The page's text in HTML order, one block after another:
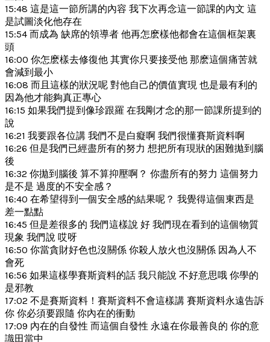
15:48 這是這一節所講的內容 我下次再念這一節課的內文 這
是試圖淡化他存在
15:54 而成為 缺席的領導者 他再怎麽樣他都會在這個框架裏
頭
16:00 你怎麽樣去修復他 其實你只要接受他 那麽這個痛苦就
會減到最小
16:08 而且這樣的狀況呢 對他自己的價值實現 也是最有利的
因為他才能夠真正專心
16:15 如果我們提到像珍跟羅 在我剛才念的那一節課所提到的
說
16:21 我要跟各位講 我們不是白癡啊 我們很懂賽斯資料啊
16:26 但是我們已經盡所有的努力 想把所有現狀的困難拋到腦
後
16:32 你拋到腦後 算不算抑壓啊？ 你盡所有的努力 這個努力
是不是 過度的不安全感？
16:40 在希望得到一個安全感的結果呢？ 我覺得這個東西是
差一點點
16:45 但是差很多的 我們這樣說 好 我們現在看到的這個物質
現象 我們說 哎呀
16:50 你當貪財好色也沒關係 你殺人放火也沒關係 因為人不
會死
16:56 如果這樣學賽斯資料的話 我只能說 不好意思哦 你學的
是邪教
17:02 不是賽斯資料！賽斯資料不會這樣講 賽斯資料永遠告訴
你 你必須要跟隨 你內在的衝動
17:09 內在的自發性 而這個自發性 永遠在你最善良的 你的意
識田當中